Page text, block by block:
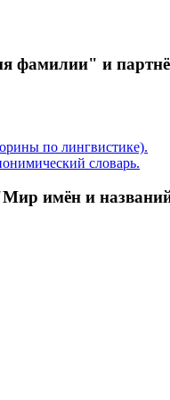
фамилии" и
по лингвистике).
словарь.
имён и